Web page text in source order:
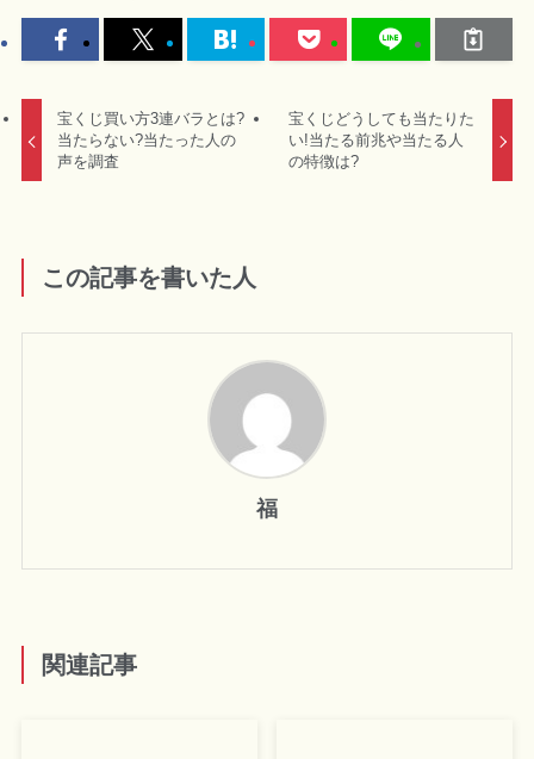
宝くじ買い方3連バラとは?
当たらない?当たった人の
声を調査
宝くじどうしても当たりた
い!当たる前兆や当たる人
の特徴は?
この記事を書いた人
福
関連記事